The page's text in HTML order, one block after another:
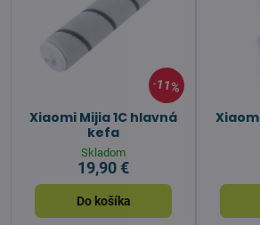
11%
Xiaomi Mijia 1C hlavná
kefa
Skladom
19,90 €
Do košíka